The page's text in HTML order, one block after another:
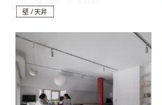
壁 / 天井